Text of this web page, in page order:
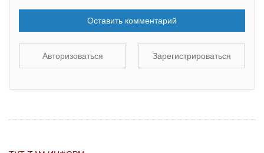
Оставить комментарий
Авторизоваться Зарегистрироваться